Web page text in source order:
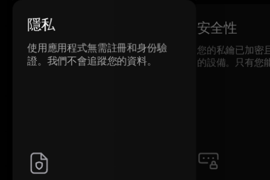
隱私
使用應用程式無需註冊和身份驗
證。我們不會追蹤您的資料。
安全性
您的私鑰已加密
的設備。只有您